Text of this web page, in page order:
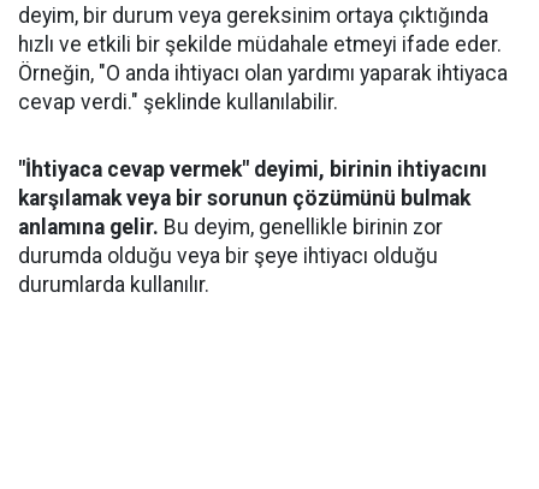
deyim, bir durum veya gereksinim ortaya çıktığında
hızlı ve etkili bir şekilde müdahale etmeyi ifade eder.
Örneğin, "O anda ihtiyacı olan yardımı yaparak ihtiyaca
cevap verdi." şeklinde kullanılabilir.
"İhtiyaca cevap vermek" deyimi, birinin ihtiyacını
karşılamak veya bir sorunun çözümünü bulmak
anlamına gelir. Bu deyim, genellikle birinin zor
durumda olduğu veya bir şeye ihtiyacı olduğu
durumlarda kullanılır.